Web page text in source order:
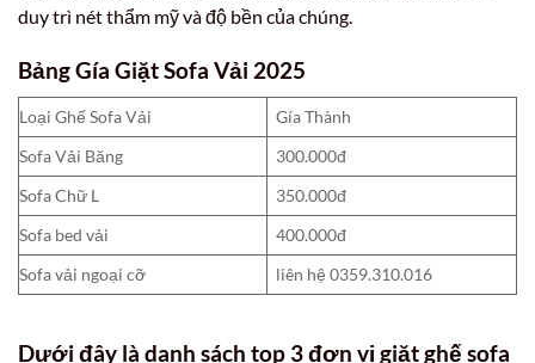
duy trì nét thẩm mỹ và độ bền của chúng.
Bảng Gía Giặt Sofa Vải 2025
Loại Ghế Sofa Vải
Gía Thành
Sofa Vải Băng
300.000đ
Sofa Chữ L
350.000đ
Sofa bed vải
400.000đ
Sofa vải ngoại cỡ
liên hệ 0359.310.016
Dưới đây là danh sách top 3 đơn vị giặt ghế sofa